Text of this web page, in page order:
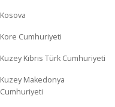
Kosova
Kore Cumhuriyeti
Kuzey Kıbrıs Türk Cumhuriyeti
Kuzey Makedonya
Cumhuriyeti